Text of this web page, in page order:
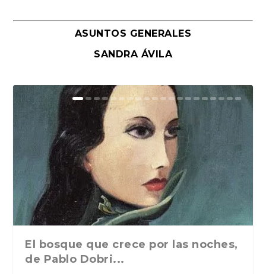
ASUNTOS GENERALES
SANDRA ÁVILA
El bosque que crece por las noches,
de Pablo Dobri...